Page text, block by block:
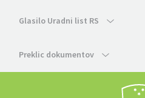
Glasilo Uradni list RS
Preklic dokumentov